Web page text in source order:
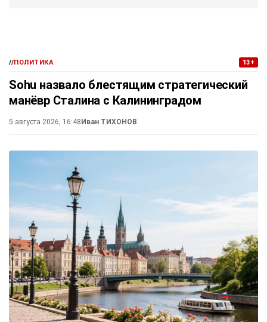
//ПОЛИТИКА 13+
Sohu назвало блестящим стратегический
манёвр Сталина с Калининградом
5 августа 2026, 16:48 Иван ТИХОНОВ